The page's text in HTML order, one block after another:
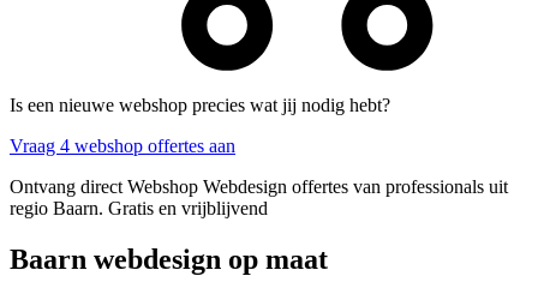
Is een nieuwe webshop precies wat jij nodig hebt?
Vraag 4 webshop offertes aan
Ontvang direct Webshop Webdesign offertes van professionals uit
regio Baarn. Gratis en vrijblijvend
Baarn webdesign op maat